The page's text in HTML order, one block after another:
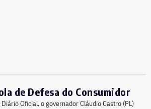
de Defesa do Consumidor
Oficial, o governador Cláudio Castro (PL)